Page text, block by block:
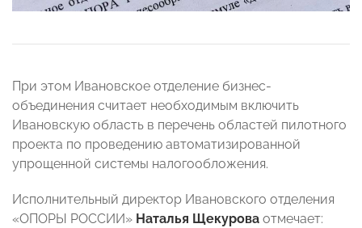
При этом Ивановское отделение бизнес-
объединения считает необходимым включить
Ивановскую область в перечень областей пилотного
проекта по проведению автоматизированной
упрощенной системы налогообложения.
Исполнительный директор Ивановского отделения
«ОПОРЫ РОССИИ» Наталья Щекурова отмечает: